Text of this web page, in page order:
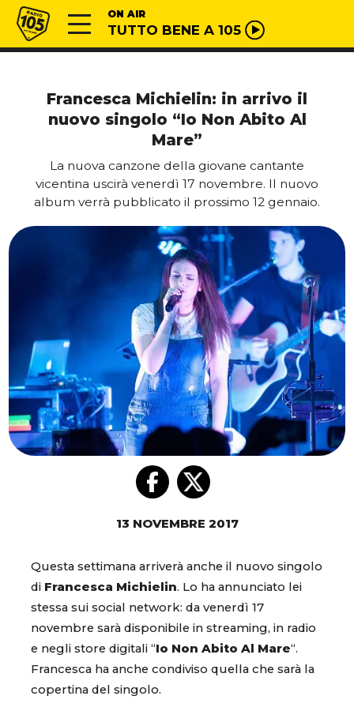
Vai al contenuto
Radio 105 ON AIR
TUTTO BENE A 105
Francesca Michielin: in arrivo il
nuovo singolo “Io Non Abito Al
Mare”
La nuova canzone della giovane cantante
vicentina uscirà venerdì 17 novembre. Il nuovo
album verrà pubblicato il prossimo 12 gennaio.
13 NOVEMBRE 2017
Questa settimana arriverà anche il nuovo singolo
di Francesca Michielin. Lo ha annunciato lei
stessa sui social network: da venerdì 17
novembre sarà disponibile in streaming, in radio
e negli store digitali “Io Non Abito Al Mare“.
Francesca ha anche condiviso quella che sarà la
copertina del singolo.